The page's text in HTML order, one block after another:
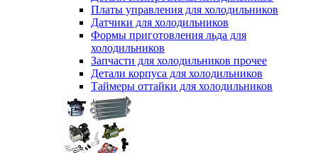
Платы управления для холодильников
Датчики для холодильников
Формы приготовления льда для
холодильников
Запчасти для холодильников прочее
Детали корпуса для холодильников
Таймеры оттайки для холодильников